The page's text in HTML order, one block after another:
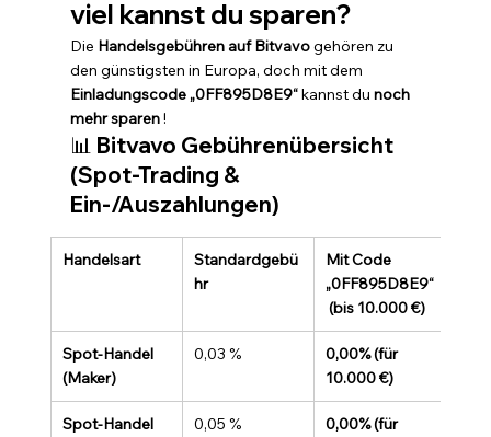
viel kannst du sparen?
Die Handelsgebühren auf Bitvavo gehören zu
den günstigsten in Europa, doch mit dem
Einladungscode „0FF895D8E9“ kannst du noch
mehr sparen !
📊 Bitvavo Gebührenübersicht
(Spot-Trading &
Ein-/Auszahlungen)
Handelsart
Standardgebü
hr
Mit Code
„0FF895D8E9“
(bis 10.000 €)
Spot-Handel
(Maker)
0,03 %
0,00% (für
10.000 €)
Spot-Handel
0,05 %
0,00% (für